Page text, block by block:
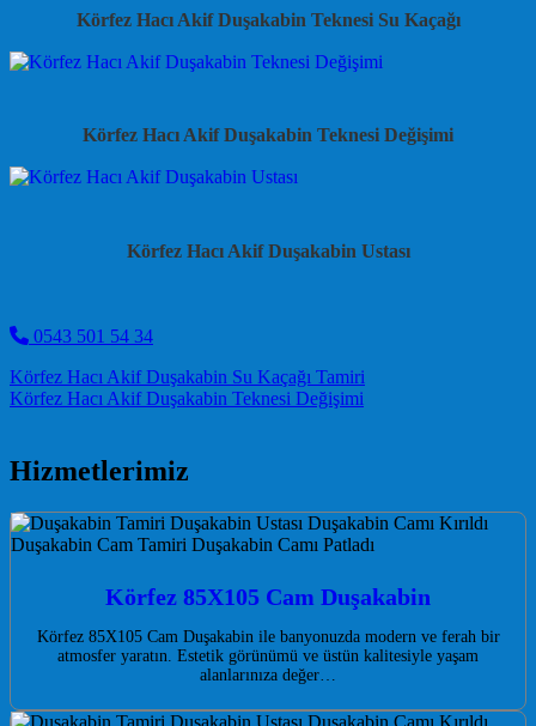
Körfez Hacı Akif Duşakabin Teknesi Su Kaçağı
Körfez Hacı Akif Duşakabin Teknesi Değişimi
Körfez Hacı Akif Duşakabin Ustası
0543 501 54 34
Post navigation
Körfez Hacı Akif Duşakabin Su Kaçağı Tamiri
Körfez Hacı Akif Duşakabin Teknesi Değişimi
Hizmetlerimiz
Körfez 85X105 Cam Duşakabin
Körfez 85X105 Cam Duşakabin ile banyonuzda modern ve ferah bir
atmosfer yaratın. Estetik görünümü ve üstün kalitesiyle yaşam
alanlarınıza değer…